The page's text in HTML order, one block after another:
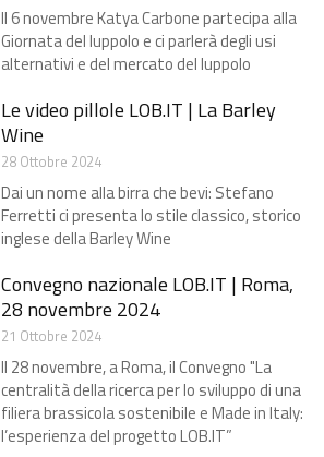
Il 6 novembre Katya Carbone partecipa alla
Giornata del luppolo e ci parlerà degli usi
alternativi e del mercato del luppolo
Le video pillole LOB.IT | La Barley
Wine
28 Ottobre 2024
Dai un nome alla birra che bevi: Stefano
Ferretti ci presenta lo stile classico, storico
inglese della Barley Wine
Convegno nazionale LOB.IT​ | Roma,
28 novembre 2024
21 Ottobre 2024
Il 28 novembre, a Roma, il Convegno "La
centralità della ricerca per lo sviluppo di una
filiera brassicola sostenibile e Made in Italy:
l’esperienza del progetto LOB.IT”